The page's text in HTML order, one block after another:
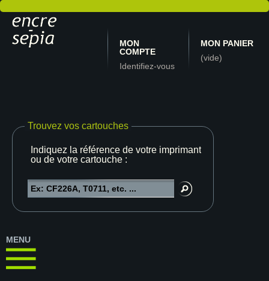
MON
COMPTE
Identifiez-vous
MON PANIER
(vide)
Trouvez vos cartouches
Indiquez la référence de votre imprimante
ou de votre cartouche :
MENU